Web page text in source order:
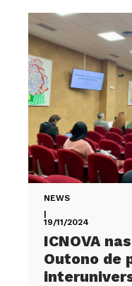
NEWS
|
19/11/2024
ICNOVA
Outono de